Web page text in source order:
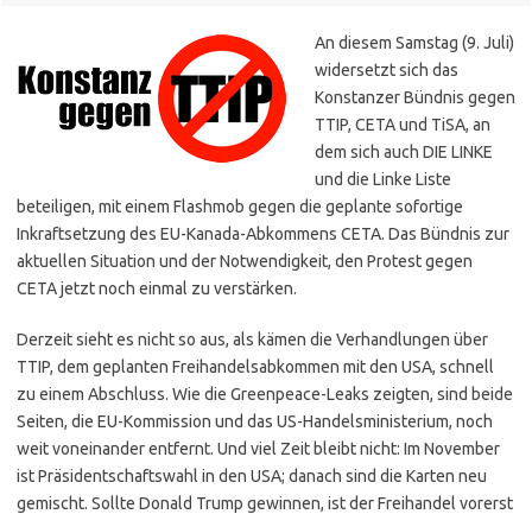
An diesem Samstag (9. Juli)
widersetzt sich das
Konstanzer Bündnis gegen
TTIP, CETA und TiSA, an
dem sich auch DIE LINKE
und die Linke Liste
beteiligen, mit einem Flashmob gegen die geplante sofortige
Inkraftsetzung des EU-Kanada-Abkommens CETA. Das Bündnis zur
aktuellen Situation und der Notwendigkeit, den Protest gegen
CETA jetzt noch einmal zu verstärken.
Derzeit sieht es nicht so aus, als kämen die Verhandlungen über
TTIP, dem geplanten Freihandelsabkommen mit den USA, schnell
zu einem Abschluss. Wie die Greenpeace-Leaks zeigten, sind beide
Seiten, die EU-Kommission und das US-Handelsministerium, noch
weit voneinander entfernt. Und viel Zeit bleibt nicht: Im November
ist Präsidentschaftswahl in den USA; danach sind die Karten neu
gemischt. Sollte Donald Trump gewinnen, ist der Freihandel vorerst